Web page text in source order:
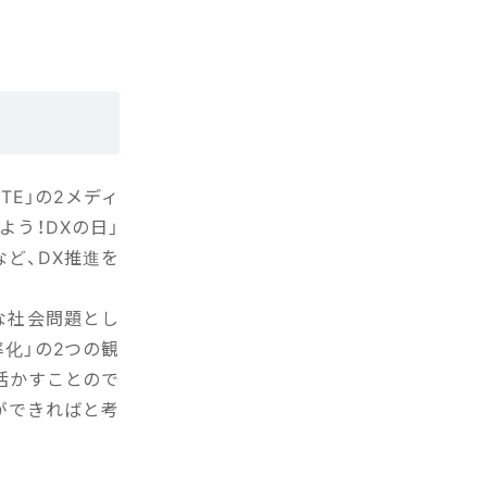
」の2メディ
！DXの日」
、DX推進を
社会問題とし
」の2つの観
かすことので
できればと考